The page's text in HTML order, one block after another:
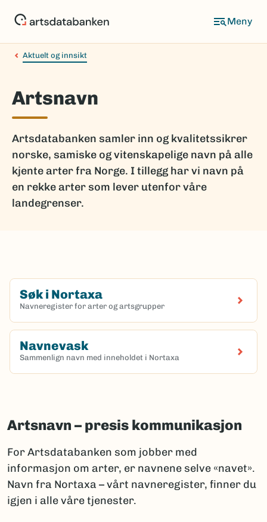
Aktuelt og innsikt
Artsnavn
Artsdatabanken samler inn og kvalitetssikrer
norske, samiske og vitenskapelige navn på alle
kjente arter fra Norge. I tillegg har vi navn på
en rekke arter som lever utenfor våre
landegrenser.
Søk i Nortaxa
Navneregister for arter og artsgrupper
Navnevask
Sammenlign navn med inneholdet i Nortaxa
Artsnavn – presis kommunikasjon
For Artsdatabanken som jobber med
informasjon om arter, er navnene selve «navet».
Navn fra Nortaxa – vårt navneregister, finner du
igjen i alle våre tjenester.